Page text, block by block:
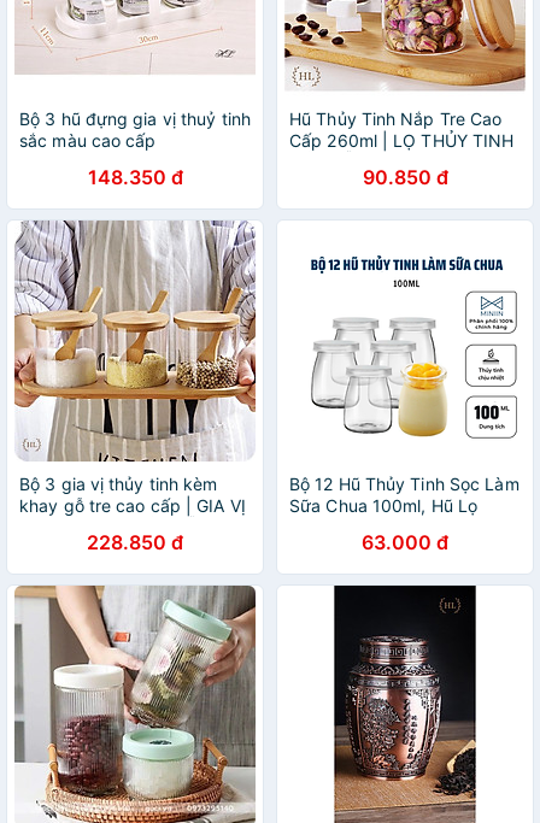
Bộ 3 hũ đựng gia vị thuỷ tinh
sắc màu cao cấp
148.350 đ
Hũ Thủy Tinh Nắp Tre Cao
Cấp 260ml | LỌ THỦY TINH
ĐỰNG ĐỒ KHÔ TẶNG QUÀ
90.850 đ
Bộ 3 gia vị thủy tinh kèm
khay gỗ tre cao cấp | GIA VỊ
228.850 đ
Bộ 12 Hũ Thủy Tinh Sọc Làm
Sữa Chua 100ml, Hũ Lọ
Sữa Chua, Caramen- Có
Nắp Đậy- Hàng Chính Hãng
MINIIN
63.000 đ